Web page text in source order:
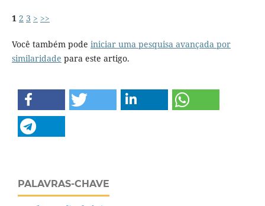
1 2 3 > >>
Você também pode iniciar uma pesquisa avançada por
similaridade para este artigo.
PALAVRAS-CHAVE